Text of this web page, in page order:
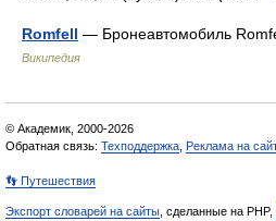
Romfell — Бронеавтомобиль
Википедия
© Академик, 2000-2026
Обратная связь: Техподдержка Реклама на
👣 Путешествия
Экспорт словарей на сайты , сделанные на PHP,